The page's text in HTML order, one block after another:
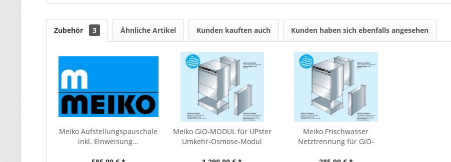
Zubehör 3 Ähnliche Artikel Kunden kauften auch Kunden haben sich ebenfalls angesehen
Meiko Aufstellungspauschale
inkl. Einweisung...
Meiko GiO-MODUL für UPster
Umkehr-Osmose-Modul
Meiko Frischwasser
Netztrennung für GiO-